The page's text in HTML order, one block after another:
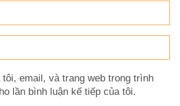
tôi, email, và trang web trong trình
lần bình luận kế tiếp của tôi.